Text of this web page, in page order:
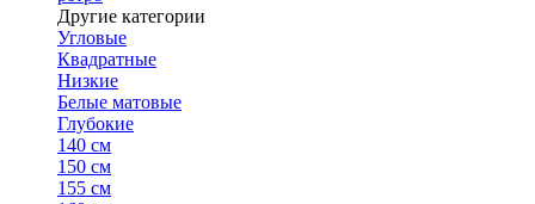
Другие категории
Угловые
Квадратные
Низкие
Белые матовые
Глубокие
140 см
150 см
155 см